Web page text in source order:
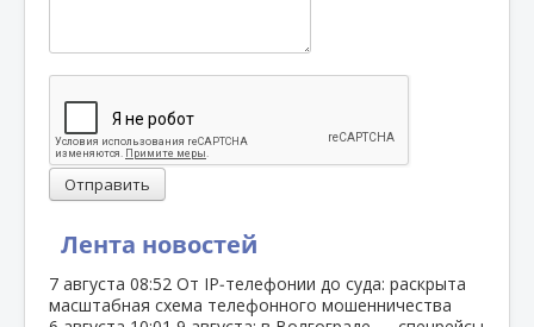
Лента новостей
7 августа 08:52 От IP‑телефонии до суда: раскрыта
масштабная схема телефонного мошенничества
Отправить